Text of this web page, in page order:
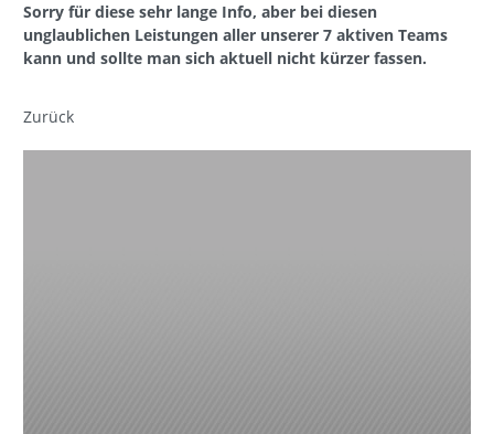
Sorry für diese sehr lange Info, aber bei diesen
unglaublichen Leistungen aller unserer 7 aktiven Teams
kann und sollte man sich aktuell nicht kürzer fassen.
Zurück